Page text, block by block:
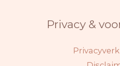
Privacy &